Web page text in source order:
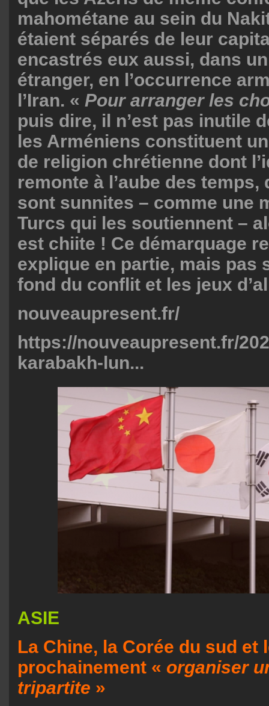
mahométane au sein du
étaient séparés de leur
encastrés eux aussi, dans
étranger, en l’occurrence
l’Iran. « Pour arranger les
puis dire, il n’est pas inutile
les Arméniens constituent
de religion chrétienne dont
remonte à l’aube des temps,
sont sunnites – comme une
Turcs qui les soutiennent –
est chiite ! Ce démarquage
explique en partie, mais pas
fond du conflit et les jeux
nouveaupresent.fr/
https://nouveaupresent.fr/
karabakh-lun...
ASIE
La Chine, la Corée du sud et
prochainement « organiser
tripartite »